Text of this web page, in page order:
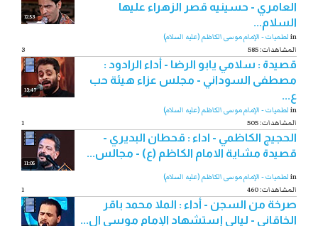
12:53
العامري - حسينيه قصر الزهراء عليها
السلام...
inلطميات - الإمام موسى الكاظم (عليه السلام)
3
585 :المشاهدات
13:47
قصيدة : سلامي يابو الرضا - أداء الرادود :
مصطفى السوداني - مجلس عزاء هيئة حب
ع...
inلطميات - الإمام موسى الكاظم (عليه السلام)
1
505 :المشاهدات
11:05
الحجيج الكاظمي - اداء : قحطان البديري -
قصيدة مشاية الامام الكاظم (ع) - مجالس...
inلطميات - الإمام موسى الكاظم (عليه السلام)
1
460 :المشاهدات
صرخة من السجن - أداء : الملا محمد باقر
الخاقاني - ليالي إستشهاد الإمام موسى ال...